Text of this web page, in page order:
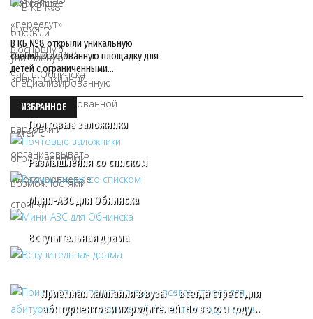
В КБ №8 открыли уникальную
специализированную площадку для
детей с ограниченными…
ИЗБРАННОЕ
Почтовые заложники
Размышления со списком
Мини-АЗС для Обнинска
Вступительная драма
Приемная кампания в вузы — всегда стресс для
абитуриентов и их родителей. Но в этом году…